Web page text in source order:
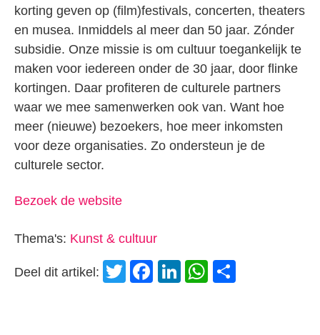
korting geven op (film)festivals, concerten, theaters
en musea. Inmiddels al meer dan 50 jaar. Zónder
subsidie. Onze missie is om cultuur toegankelijk te
maken voor iedereen onder de 30 jaar, door flinke
kortingen. Daar profiteren de culturele partners
waar we mee samenwerken ook van. Want hoe
meer (nieuwe) bezoekers, hoe meer inkomsten
voor deze organisaties. Zo ondersteun je de
culturele sector.
Bezoek de website
Thema's: Kunst & cultuur
Deel dit artikel: Twitter
Facebook
LinkedIn
WhatsApp